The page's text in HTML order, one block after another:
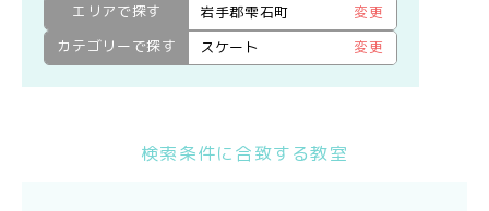
エリアで探す 岩手郡雫石町
変更
カテゴリーで探す
スケート 変更
検索条件に合致する教室